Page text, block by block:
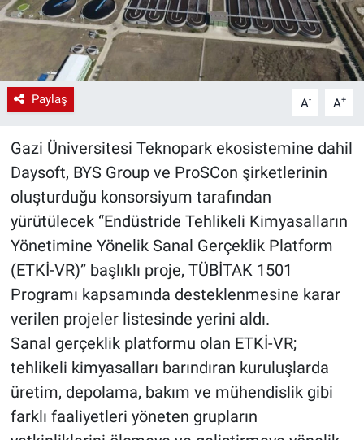
Paylaş A- A+
Gazi Üniversitesi Teknopark ekosistemine dahil
Daysoft, BYS Group ve ProSCon şirketlerinin
oluşturduğu konsorsiyum tarafından
yürütülecek “Endüstride Tehlikeli Kimyasalların
Yönetimine Yönelik Sanal Gerçeklik Platform
(ETKİ-VR)” başlıklı proje, TÜBİTAK 1501
Programı kapsamında desteklenmesine karar
verilen projeler listesinde yerini aldı.
Sanal gerçeklik platformu olan ETKİ-VR;
tehlikeli kimyasalları barındıran kuruluşlarda
üretim, depolama, bakım ve mühendislik gibi
farklı faaliyetleri yöneten grupların